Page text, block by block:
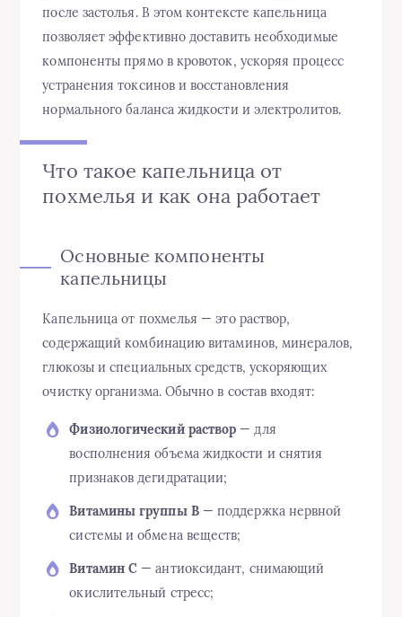
после застолья. В этом контексте капельница
позволяет эффективно доставить необходимые
компоненты прямо в кровоток, ускоряя процесс
устранения токсинов и восстановления
нормального баланса жидкости и электролитов.
Что такое капельница от
похмелья и как она работает
Основные компоненты
капельницы
Капельница от похмелья — это раствор,
содержащий комбинацию витаминов, минералов,
глюкозы и специальных средств, ускоряющих
очистку организма. Обычно в состав входят:
Физиологический раствор — для
восполнения объема жидкости и снятия
признаков дегидратации;
Витамины группы B— поддержка нервной
системы и обмена веществ;
Витамин C — антиоксидант, снимающий
окислительный стресс;